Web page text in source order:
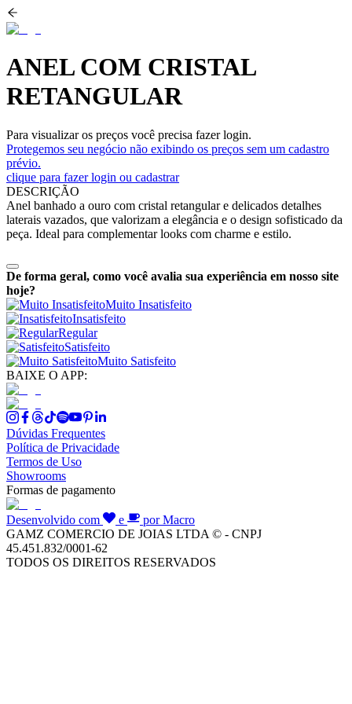
ANEL COM CRISTAL
RETANGULAR
Para visualizar os preços você precisa fazer login.
Protegemos seu negócio não exibindo os preços sem um cadastro
prévio.
clique para fazer login ou cadastrar
DESCRIÇÃO
Anel banhado a ouro com cristal retangular e delicados detalhes
laterais vazados, que valorizam a elegância e o design sofisticado da
peça. Ideal para complementar looks com charme e estilo.
De forma geral, como você avalia sua experiência em nosso site
hoje?
Muito Insatisfeito
Insatisfeito
Regular
Satisfeito
Muito Satisfeito
BAIXE O APP:
Dúvidas Frequentes
Política de Privacidade
Termos de Uso
Showrooms
Formas de pagamento
Desenvolvido com e
por Macro
GAMZ COMERCIO DE JOIAS LTDA © - CNPJ
45.451.832/0001-62
TODOS OS DIREITOS RESERVADOS